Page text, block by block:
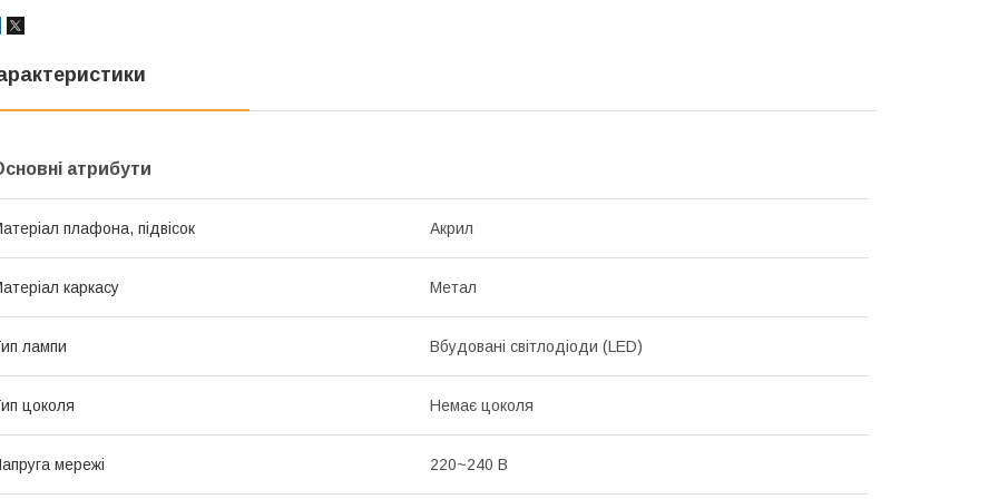
атрибути
плафона, підвісок Акрил
каркасу Метал
лампи Вбудовані світлодіоди (LED)
цоколя Немає цоколя
мережі 220~240 В